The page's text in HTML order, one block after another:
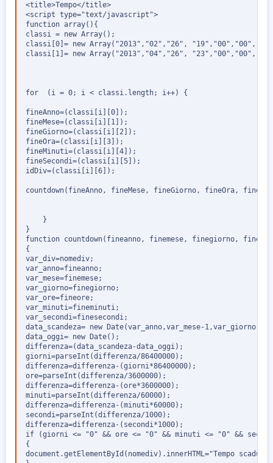
<title>Tempo</title>
<script type="text/javascript">
function array(){
classi = new Array();
classi[0]= new Array("2013","02","26",
classi[1]= new Array("2013","04","26",
for  (i = 0; i < classi.length; i++) {
fineAnno=(classi[i][0]);
fineMese=(classi[i][1]);
fineGiorno=(classi[i][2]);
fineOra=(classi[i][3]);
fineMinuti=(classi[i][4]);
fineSecondi=(classi[i][5]);
idDiv=(classi[i][6]);
countdown(fineAnno, fineMese, fineGiorno, fineOra,
    }
}
function countdown(fineanno, finemese, finegiorno,
{
var_div=nomediv;
var_anno=fineanno;
var_mese=finemese;
var_giorno=finegiorno;
var_ore=fineore;
var_minuti=fineminuti;
var_secondi=finesecondi;
data_scandeza= new Date(var_anno,var_mese-
data_oggi= new Date();
differenza=(data_scandeza-data_oggi);
giorni=parseInt(differenza/86400000);
differenza=differenza-(giorni*86400000);
ore=parseInt(differenza/3600000);
differenza=differenza-(ore*3600000);
minuti=parseInt(differenza/60000);
differenza=differenza-(minuti*60000);
secondi=parseInt(differenza/1000);
differenza=differenza-(secondi*1000);
if (giorni <= "0" && ore <= "0" && minuti <= "0" &&
{
document.getElementById(nomediv).innerHTML="Tempo